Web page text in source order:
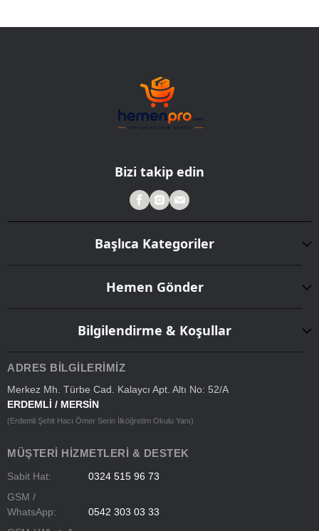
Bizi takip edin
Başlıca Kategoriler
Hemen Gönder
Bilgilendirme & Koşullar
ADRES BILGILERIMIZ
Merkez Mh. Türbe Cad. Kalaycı Apt. Altı No: 52/A
ERDEMLİ / MERSİN
(Erdemli Şehit Hacı Ömer Serin İlköğretim Okulu Yanı)
MÜŞTERI HIZMETLERI & DESTEK
Sabit Hat:
0324 515 96 73
GSM /
WhatsApp:
0542 303 03 33